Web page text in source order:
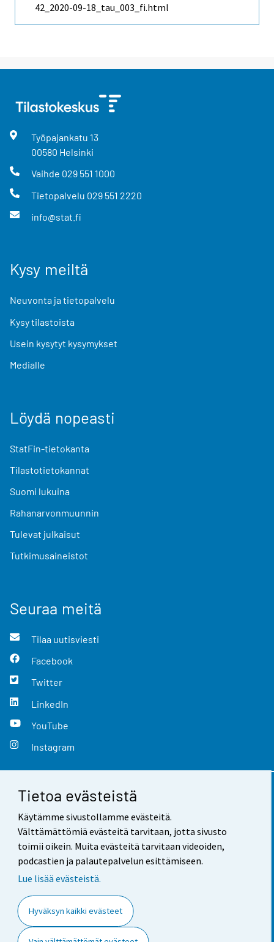
Tietoa evästeistä
Käytämme sivustollamme evästeitä.
Välttämättömiä evästeitä tarvitaan, jotta sivusto
toimii oikein. Muita evästeitä tarvitaan videoiden,
podcastien ja palautepalvelun esittämiseen.
Lue lisää evästeistä.
Hyväksyn kaikki evästeet
42_2020-09-18_tau_003_fi.html
Työpajankatu 13
00580 Helsinki
Vaihde 029 551 1000
Tietopalvelu 029 551 2220
info@stat.fi
Kysy meiltä
Neuvonta ja tietopalvelu
Kysy tilastoista
Usein kysytyt kysymykset
Medialle
Löydä nopeasti
StatFin-tietokanta
Tilastotietokannat
Suomi lukuina
Rahanarvonmuunnin
Tulevat julkaisut
Tutkimusaineistot
Seuraa meitä
Tilaa uutisviesti
Facebook
Twitter
LinkedIn
YouTube
Instagram
Yhteystiedot
Palaute
Käyttöehdot
Saavutettavuus
Tietoa sivustosta